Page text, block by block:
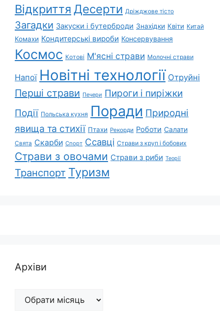
Відкриття Десерти Дріжджове тісто
Загадки Закуски і бутерброди Знахідки Квіти Китай
Комахи Кондитерські вироби Консервування
Космос Котові М'ясні страви Молочні страви
Напої Новітні технології Отруйні
Перші страви Печери Пироги і пиріжки
Події Польська кухня Поради Природні
явища та стихії Птахи Рекорди Роботи Салати
Свята Скарби Спорт Ссавці Страви з круп і бобових
Страви з овочами Страви з риби Теорії
Транспорт Туризм
Архіви
Архіви